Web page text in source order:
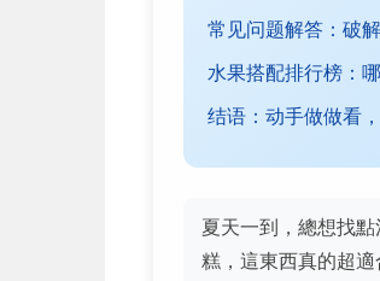
常见问题解答：破
水果搭配排行榜：
结语：动手做做看
夏天一到，總想找
糕，這東西真的超